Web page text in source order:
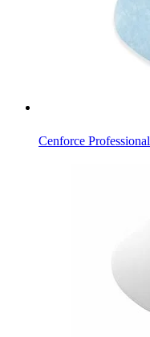
Cenforce Professional